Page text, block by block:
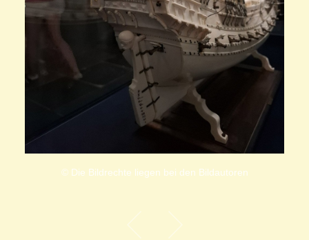
© Die Bildrechte liegen bei den Bildautoren